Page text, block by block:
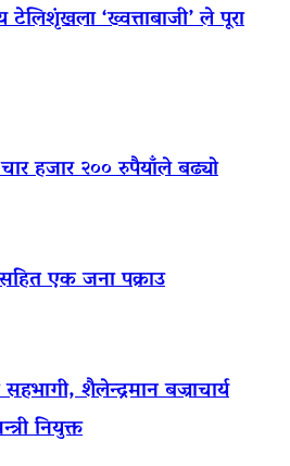
टेलिशृंखला ‘ख्वत्ताबाजी’ ले पूरा
हजार २०० रुपैयाँले बढ्यो
एक जना पक्राउ
शैलेन्द्रमान बज्राचार्य
नियुक्त